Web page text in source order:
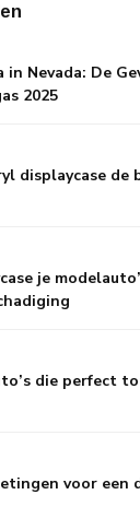
in Nevada: De
2025
displaycase de
je
die perfect
voor een